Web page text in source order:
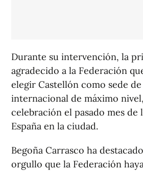
Durante su intervención, la
agradecido a la Federación
elegir Castellón como sede
internacional de máximo
celebración el pasado mes de
España en la ciudad.
Begoña Carrasco ha
orgullo que la Federación